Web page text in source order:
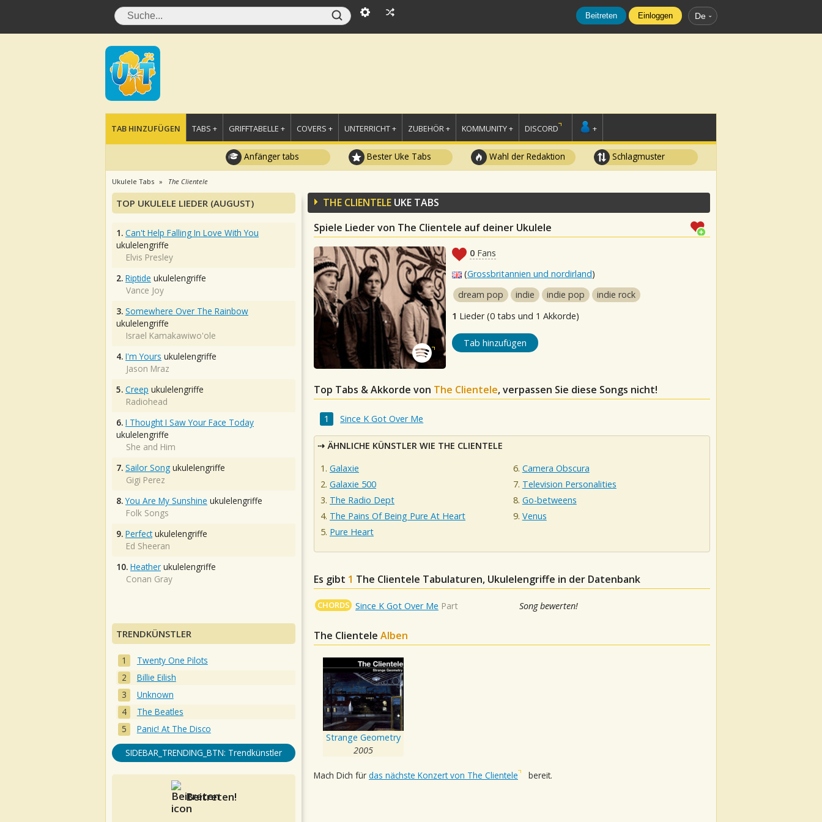
Beitreten Einloggen De
TAB HINZUFÜGEN TABS + GRIFFTABELLE + COVERS + UNTERRICHT + ZUBEHÖR + KOMMUNITY + DISCORD +
Anfänger tabs Bester Uke Tabs Wahl der Redaktion Schlagmuster
Ukulele Tabs The Clientele
THE CLIENTELE UKE TABS
Spiele Lieder von The Clientele auf deiner Ukulele
0 Fans
(Grossbritannien und nordirland)
dream pop
indie indie pop
indie rock
1 Lieder (0 tabs und 1 Akkorde)
Tab hinzufügen
Top Tabs & Akkorde von The Clientele, verpassen Sie diese Songs nicht!
Since K Got Over Me
ÄHNLICHE KÜNSTLER WIE THE CLIENTELE
Galaxie
Galaxie 500
The Radio Dept
The Pains Of Being Pure At Heart
Pure Heart
Camera Obscura
Television Personalities
Go-betweens
Venus
Es gibt 1 The Clientele Tabulaturen, Ukulelengriffe in der Datenbank
CHORDS Since K Got Over Me Part Song bewerten!
The Clientele Alben
Strange Geometry
2005
Mach Dich für das nächste Konzert von The Clientele bereit.
TOP UKULELE LIEDER (AUGUST)
1. Can't Help Falling In Love With You
ukulelengriffe
Elvis Presley
2. Riptide ukulelengriffe
Vance Joy
3. Somewhere Over The Rainbow
ukulelengriffe
Israel Kamakawiwo'ole
4. I'm Yours ukulelengriffe
Jason Mraz
5. Creep ukulelengriffe
Radiohead
6. I Thought I Saw Your Face Today
ukulelengriffe
She and Him
7. Sailor Song ukulelengriffe
Gigi Perez
8. You Are My Sunshine ukulelengriffe
Folk Songs
9. Perfectukulelengriffe
Ed Sheeran
10. Heather ukulelengriffe
Conan Gray
TRENDKÜNSTLER
Twenty One Pilots
Billie Eilish
Unknown
The Beatles
Panic! At The Disco
SIDEBAR_TRENDING_BTN: Trendkünstler
Beitreten!